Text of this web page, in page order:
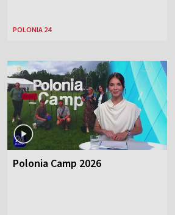
POLONIA 24
Polonia Camp 2026